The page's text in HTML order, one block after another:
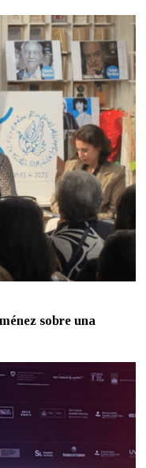
sobre una